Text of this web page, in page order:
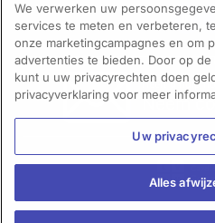
Heeft u hulp
Neem
We verwerken uw
services te meten en verbeteren,
onze marketingcampagnes en om
advertenties te bieden. Door op
kunt u uw privacyrechten doen
privacyverklaring voor meer
Uw
Alles